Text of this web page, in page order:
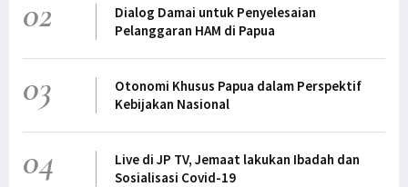
02
Dialog Damai untuk Penyelesaian
Pelanggaran HAM di Papua
03
Otonomi Khusus Papua dalam Perspektif
Kebijakan Nasional
04
Live di JP TV, Jemaat lakukan Ibadah dan
Sosialisasi Covid-19